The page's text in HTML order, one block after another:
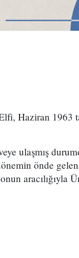
Haziran 1963
ulaşmış
önde
aracılığıyla